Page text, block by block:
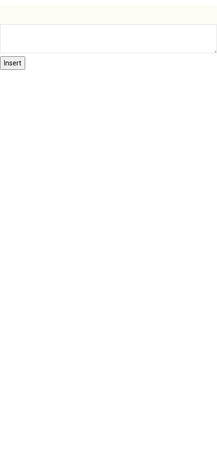
Insert